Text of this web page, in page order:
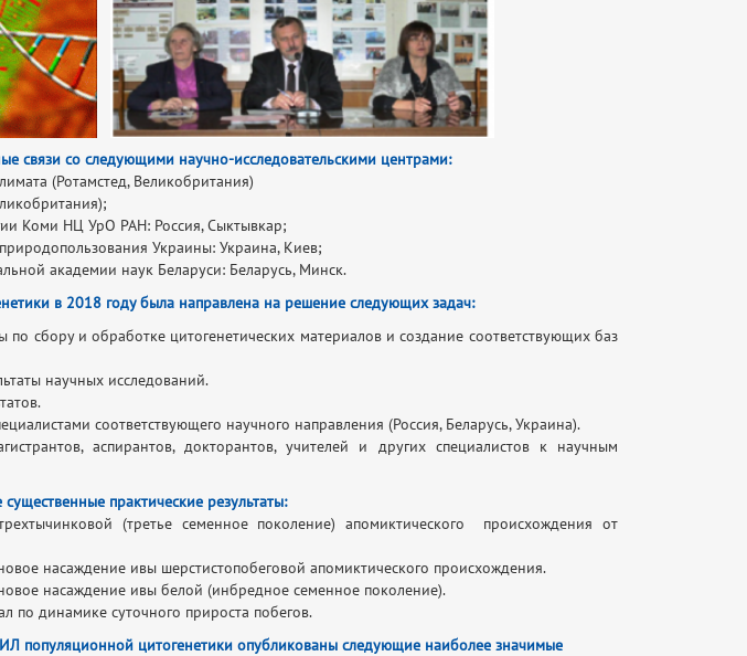
связи со следующими научно-исследовательскими центрами:
(Ротамстед, Великобритания)
Коми НЦ УрО РАН: Россия, Сыктывкар;
Украины: Украина, Киев;
академии наук Беларуси: Беларусь, Минск.
в 2018 году была направлена на решение следующих задач:
по сбору и обработке цитогенетических материалов и создание соответствующих баз
научных исследований.
соответствующего научного направления (Россия, Беларусь, Украина).
аспирантов, докторантов, учителей и других специалистов к научным
практические результаты:
(третье семенное поколение) апомиктического происхождения от
насаждение ивы шерстистопобеговой апомиктического происхождения.
насаждение ивы белой (инбредное семенное поколение).
по динамике суточного прироста побегов.
популяционной цитогенетики опубликованы следующие наиболее значимые